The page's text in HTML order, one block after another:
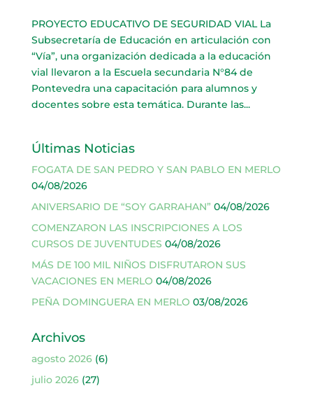
PROYECTO EDUCATIVO DE SEGURIDAD VIAL La
Subsecretaría de Educación en articulación con
“Vía”, una organización dedicada a la educación
vial llevaron a la Escuela secundaria N°84 de
Pontevedra una capacitación para alumnos y
docentes sobre esta temática. Durante las...
Últimas Noticias
FOGATA DE SAN PEDRO Y SAN PABLO EN MERLO
04/08/2026
ANIVERSARIO DE “SOY GARRAHAN” 04/08/2026
COMENZARON LAS INSCRIPCIONES A LOS
CURSOS DE JUVENTUDES 04/08/2026
MÁS DE 100 MIL NIÑOS DISFRUTARON SUS
VACACIONES EN MERLO 04/08/2026
PEÑA DOMINGUERA EN MERLO 03/08/2026
Archivos
agosto 2026(6)
julio 2026(27)